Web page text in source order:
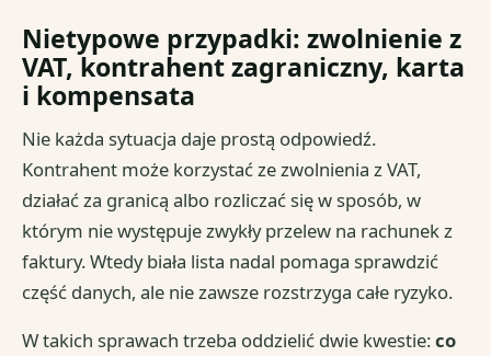
Nietypowe przypadki: zwolnienie z
VAT, kontrahent zagraniczny, karta
i kompensata
Nie każda sytuacja daje prostą odpowiedź.
Kontrahent może korzystać ze zwolnienia z VAT,
działać za granicą albo rozliczać się w sposób, w
którym nie występuje zwykły przelew na rachunek z
faktury. Wtedy biała lista nadal pomaga sprawdzić
część danych, ale nie zawsze rozstrzyga całe ryzyko.
W takich sprawach trzeba oddzielić dwie kwestie:co